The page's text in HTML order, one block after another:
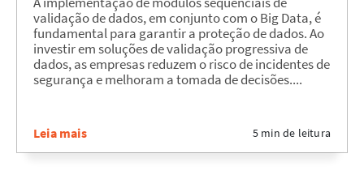
validação de dados, em conjunto com o Big Data, é
fundamental para garantir a proteção de dados. Ao
investir em soluções de validação progressiva de
dados, as empresas reduzem o risco de incidentes de
segurança e melhoram a tomada de decisões....
Leia mais 5 min de leitura